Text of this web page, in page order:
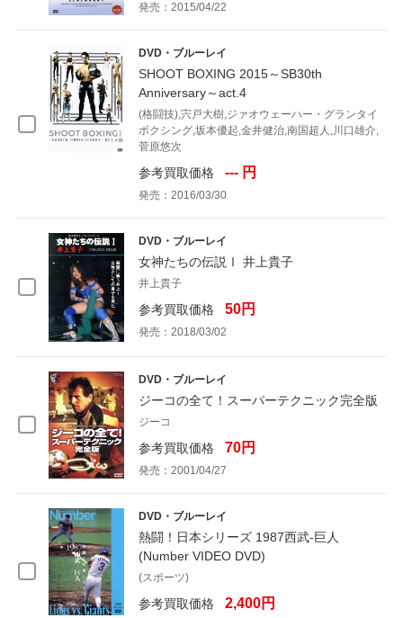
発売：2015/04/22
DVD・ブルーレイ
SHOOT BOXING 2015～SB30th
Anniversary～act.4
(格闘技),宍戸大樹,ジァオウェーハー・グランタイ
ボクシング,坂本優起,金井健治,南国超人,川口雄介,
菅原悠次
参考買取価格 --- 円
発売：2016/03/30
DVD・ブルーレイ
女神たちの伝説Ⅰ 井上貴子
井上貴子
参考買取価格 50円
発売：2018/03/02
DVD・ブルーレイ
ジーコの全て！スーパーテクニック完全版
ジーコ
参考買取価格 70円
発売：2001/04/27
DVD・ブルーレイ
熱闘！日本シリーズ 1987西武-巨人
(Number VIDEO DVD)
(スポーツ)
参考買取価格 2,400円